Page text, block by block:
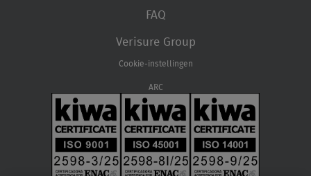
FAQ
Verisure Group
Cookie-instellingen
ARC